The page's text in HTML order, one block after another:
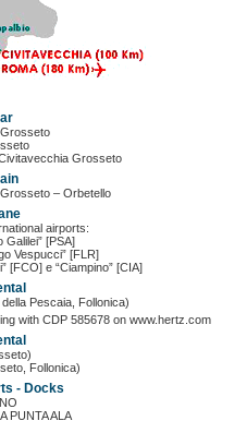
Grosseto
– Orbetello
airports:
Galilei” [PSA]
Vespucci” [FLR]
[FCO] e “Ciampino” [CIA]
Pescaia, Follonica)
with CDP 585678 on www.hertz.com
Follonica)
- Docks
PUNTA ALA